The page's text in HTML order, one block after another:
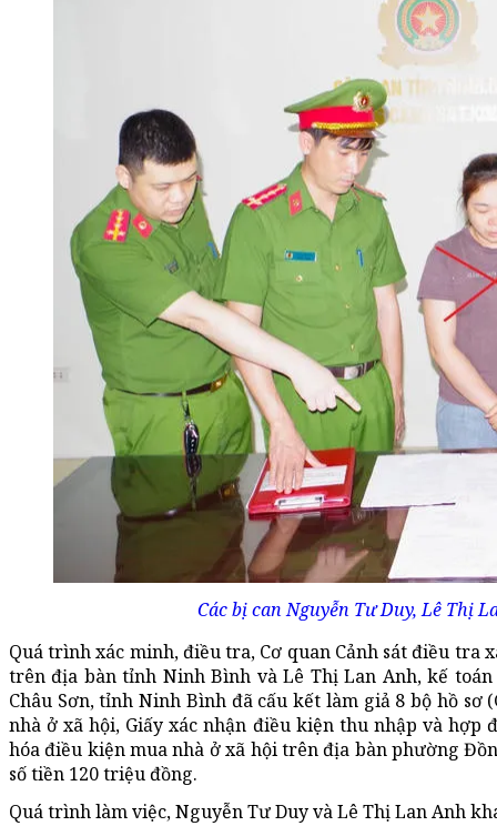
Các bị can Nguyễn Tư Duy, Lê Thị
Quá trình xác minh, điều tra, Cơ quan Cảnh sát điều tra
trên địa bàn tỉnh Ninh Bình và Lê Thị Lan Anh, kế
Châu Sơn, tỉnh Ninh Bình đã cấu kết làm giả 8 bộ hồ
nhà ở xã hội, Giấy xác nhận điều kiện thu nhập và
hóa điều kiện mua nhà ở xã hội trên địa bàn phường
số tiền 120 triệu đồng.
Quá trình làm việc, Nguyễn Tư Duy và Lê Thị Lan Anh